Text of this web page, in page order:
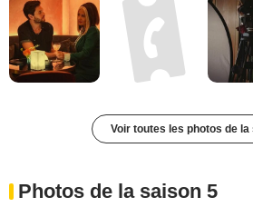
Voir toutes les photos de la
Photos de la saison 5